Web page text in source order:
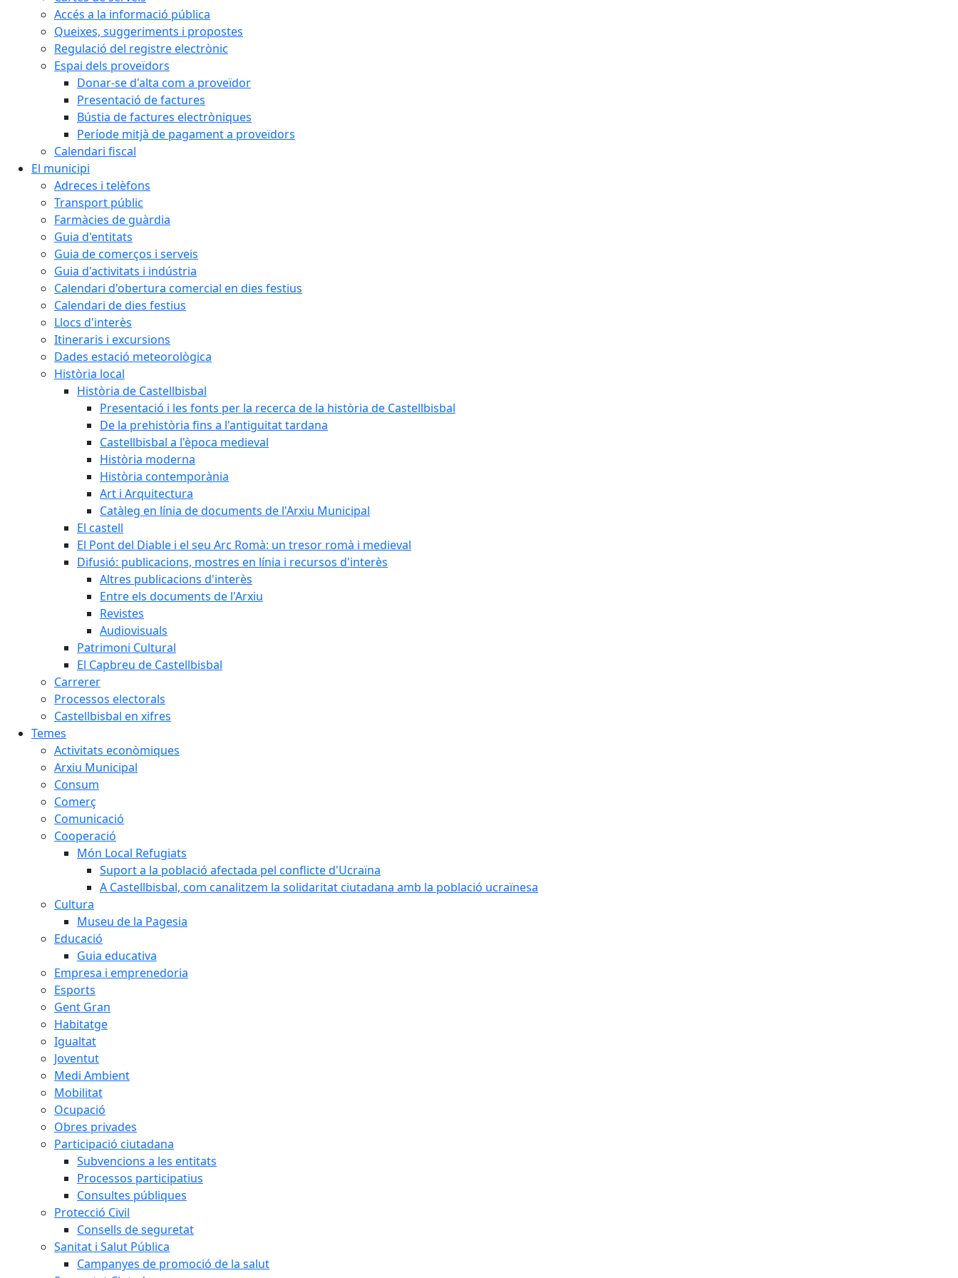
Accés a la informació pública
Queixes, suggeriments i propostes
Regulació del registre electrònic
Espai dels proveïdors
Donar-se d'alta com a proveïdor
Presentació de factures
Bústia de factures electròniques
Període mitjà de pagament a proveïdors
Calendari fiscal
El municipi
Adreces i telèfons
Transport públic
Farmàcies de guàrdia
Guia d'entitats
Guia de comerços i serveis
Guia d'activitats i indústria
Calendari d'obertura comercial en dies festius
Calendari de dies festius
Llocs d'interès
Itineraris i excursions
Dades estació meteorològica
Història local
Història de Castellbisbal
Presentació i les fonts per la recerca de la història de Castellbisbal
De la prehistòria fins a l'antiguitat tardana
Castellbisbal a l'època medieval
Història moderna
Història contemporània
Art i Arquitectura
Catàleg en línia de documents de l'Arxiu Municipal
El castell
El Pont del Diable i el seu Arc Romà: un tresor romà i medieval
Difusió: publicacions, mostres en línia i recursos d'interès
Altres publicacions d'interès
Entre els documents de l'Arxiu
Revistes
Audiovisuals
Patrimoni Cultural
El Capbreu de Castellbisbal
Carrerer
Processos electorals
Castellbisbal en xifres
Temes
Activitats econòmiques
Arxiu Municipal
Consum
Comerç
Comunicació
Cooperació
Món Local Refugiats
Suport a la població afectada pel conflicte d'Ucraïna
A Castellbisbal, com canalitzem la solidaritat ciutadana amb la població ucraïnesa
Cultura
Museu de la Pagesia
Educació
Guia educativa
Empresa i emprenedoria
Esports
Gent Gran
Habitatge
Igualtat
Joventut
Medi Ambient
Mobilitat
Ocupació
Obres privades
Participació ciutadana
Subvencions a les entitats
Processos participatius
Consultes públiques
Protecció Civil
Consells de seguretat
Sanitat i Salut Pública
Campanyes de promoció de la salut